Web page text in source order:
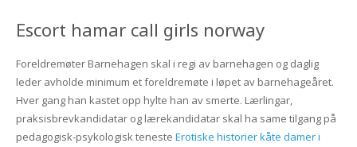
Escort hamar call girls norway
Foreldremøter Barnehagen skal i regi av barnehagen og daglig
leder avholde minimum et foreldremøte i løpet av barnehageåret.
Hver gang han kastet opp hylte han av smerte. Lærlingar,
praksisbrevkandidatar og lærekandidatar skal ha same tilgang på
pedagogisk-psykologisk teneste Erotiske historier kåte damer i